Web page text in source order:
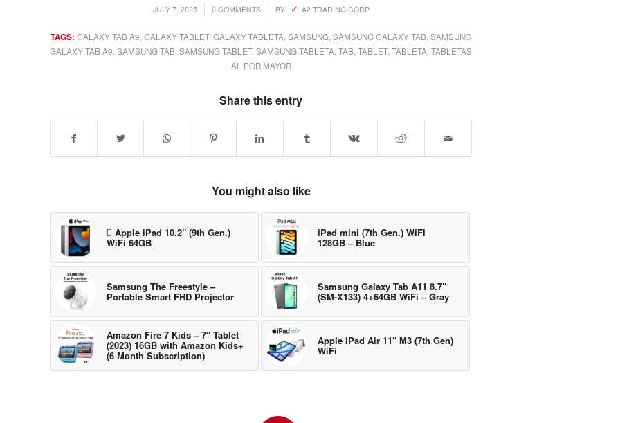
JULY 7, 2025
/ 0 COMMENTS
/ BY A2 TRADING CORP
TAGS: GALAXY TAB A9 GALAXY TABLET, GALAXY TABLETA SAMSUNG SAMSUNG GALAXY TAB SAMSUNG
GALAXY TAB A9 SAMSUNG TAB SAMSUNG TABLET, SAMSUNG TABLETA TAB TABLET, TABLETA TABLETAS
AL POR MAYOR
Share this entry
You might also like
 Apple iPad 10.2″ (9th Gen.)
WiFi 64GB
iPad mini (7th Gen.) WiFi
128GB – Blue
Samsung The Freestyle –
Portable Smart FHD Projector
Samsung Galaxy Tab A11 8.7″
(SM-X133) 4+64GB WiFi – Gray
Amazon Fire 7 Kids – 7″ Tablet
(2023) 16GB with Amazon Kids+
(6 Month Subscription)
Apple iPad Air 11″ M3 (7th Gen)
WiFi